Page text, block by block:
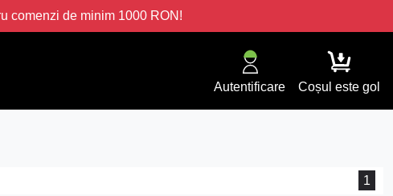
comenzi de minim 1000 RON!
Autentificare
Coșul este gol
1